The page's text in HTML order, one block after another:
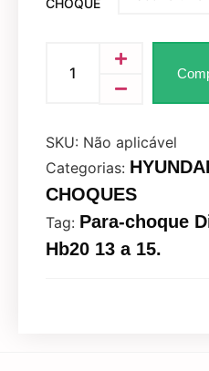
CHOQUE
SKU: Não aplicável
Categorias: HYUNDAI
CHOQUES
Tag: Para-choque
Hb20 13 a 15.